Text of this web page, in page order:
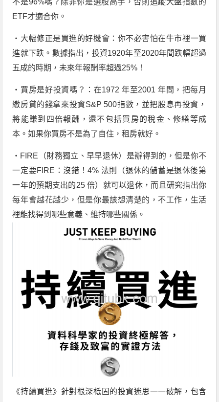
不是96%嗎？除非你是選股高手，否則追蹤大盤指數的
ETF才適合你。
‧大幅修正是買進的好機會：你不必害怕在牛市裡一買
進就下跌。數據指出，投資1920年至2020年間跌幅超過
五成的時期，未來年報酬率超過25%！
‧買房是好投資嗎？：在1972 年至2001 年間，把每月
繳房貸的錢拿來投資S&P 500指數，並把股息再投資，
將能賺到四倍報酬，還不包括買房的稅金、修繕等成
本。如果你買房不是為了自住，租房就好。
‧FIRE（財務獨立、早早退休）是辦得到的，但是你不
一定要FIRE：沒錯！4% 法則（退休的儲蓄是退休後第
一年的預期支出的25 倍）就可以退休，而且研究指出你
每年會越花越少，但是你最該想清楚的，不工作，生活
裡能找得到哪些意義、維持哪些關係。
《持續買進》針對根深柢固的投資迷思一一破解，包含